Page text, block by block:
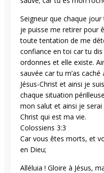
Seigneur que chaque
je puisse me retirer pour
toute tentation de me
confiance en toi car tu
ordonnes et elle existe.
sauvée car tu m’as
Jésus-Christ et ainsi je suis
chaque situation
mon salut et ainsi je
Christ qui est ma vie.
Colossiens 3:3
Car vous êtes morts, et
en Dieu;
Alléluia ! Gloire à Jésus,